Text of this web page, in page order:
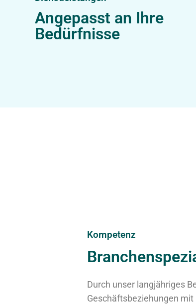
Angepasst an Ihre
Bedürfnisse
Kompetenz
Durch unser langjähriges
Geschäftsbeziehungen